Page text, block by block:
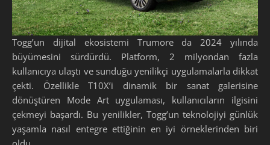
Togg’un dijital ekosistemi Trumore da 2024 yılında
büyümesini sürdürdü. Platform, 2 milyondan fazla
kullanıcıya ulaştı ve sunduğu yenilikçi uygulamalarla dikkat
çekti. Özellikle T10X’i dinamik bir sanat galerisine
dönüştüren Mode Art uygulaması, kullanıcıların ilgisini
çekmeyi başardı. Bu yenilikler, Togg’un teknolojiyi günlük
yaşamla nasıl entegre ettiğinin en iyi örneklerinden biri